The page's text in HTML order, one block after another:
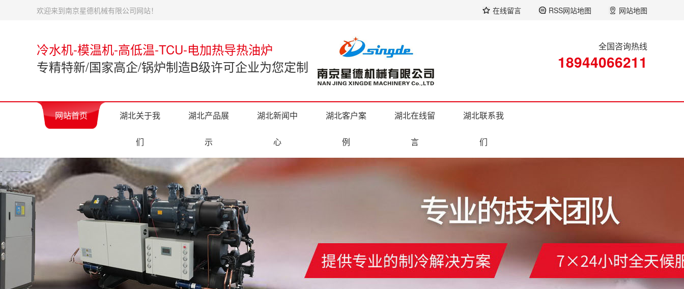
在线留言 RSS网站地图 网站地图
欢迎来到南京星德机械有限公司网站！
冷水机-模温机-高低温-TCU-电加热导热油炉
专精特新/国家高企/锅炉制造B级许可企业为您定制
全国咨询热线
18944066211
网站首页 湖北关于我
们
湖北产品展
示
湖北新闻中
心
湖北客户案
例
湖北在线留
言
湖北联系我
们